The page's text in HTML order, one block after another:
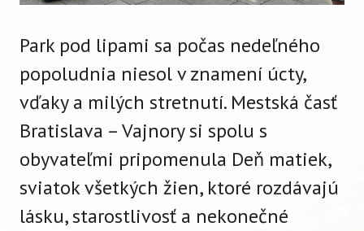
Park pod lipami sa počas nedeľného
popoludnia niesol v znamení úcty,
vďaky a milých stretnutí. Mestská časť
Bratislava – Vajnory si spolu s
obyvateľmi pripomenula Deň matiek,
sviatok všetkých žien, ktoré rozdávajú
lásku, starostlivosť a nekonečné